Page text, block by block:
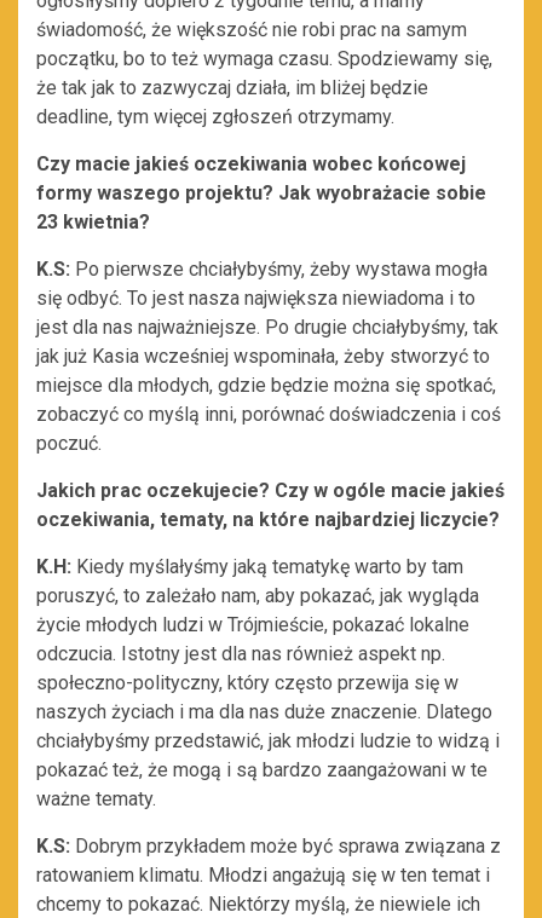
świadomość, że większość nie robi prac na samym
początku, bo to też wymaga czasu. Spodziewamy się,
że tak jak to zazwyczaj działa, im bliżej będzie
deadline, tym więcej zgłoszeń otrzymamy.
Czy macie jakieś oczekiwania wobec końcowej
formy waszego projektu? Jak wyobrażacie sobie
23 kwietnia?
K.S: Po pierwsze chciałybyśmy, żeby wystawa mogła
się odbyć. To jest nasza największa niewiadoma i to
jest dla nas najważniejsze. Po drugie chciałybyśmy, tak
jak już Kasia wcześniej wspominała, żeby stworzyć to
miejsce dla młodych, gdzie będzie można się spotkać,
zobaczyć co myślą inni, porównać doświadczenia i coś
poczuć.
Jakich prac oczekujecie? Czy w ogóle macie jakieś
oczekiwania, tematy, na które najbardziej liczycie?
K.H: Kiedy myślałyśmy jaką tematykę warto by tam
poruszyć, to zależało nam, aby pokazać, jak wygląda
życie młodych ludzi w Trójmieście, pokazać lokalne
odczucia. Istotny jest dla nas również aspekt np.
społeczno-polityczny, który często przewija się w
naszych życiach i ma dla nas duże znaczenie. Dlatego
chciałybyśmy przedstawić, jak młodzi ludzie to widzą i
pokazać też, że mogą i są bardzo zaangażowani w te
ważne tematy.
K.S: Dobrym przykładem może być sprawa związana z
ratowaniem klimatu. Młodzi angażują się w ten temat i
chcemy to pokazać. Niektórzy myślą, że niewiele ich